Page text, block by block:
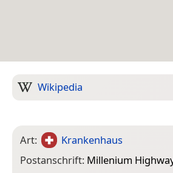
Wikipedia
Art:
Krankenhaus
Postanschrift: Millenium